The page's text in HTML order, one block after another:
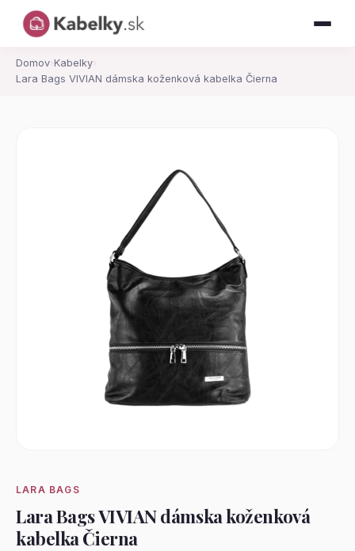
Domov› Kabelky›
Lara Bags VIVIAN dámska koženková kabelka Čierna
LARA BAGS
Lara Bags VIVIAN dámska koženková
kabelka Čierna